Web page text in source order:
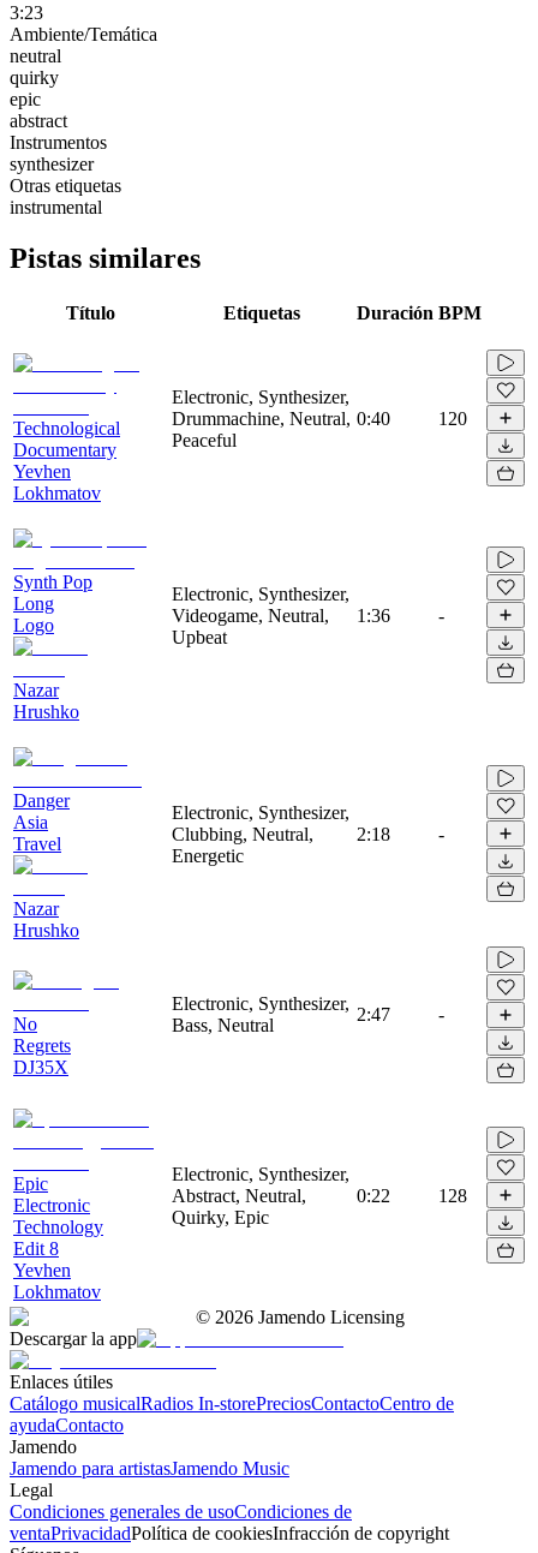
3:23
Ambiente/Temática
neutral
quirky
epic
abstract
Instrumentos
synthesizer
Otras etiquetas
instrumental
Pistas similares
Título Etiquetas Duración BPM
Technological
Documentary
Yevhen
Lokhmatov
Electronic, Synthesizer,
Drummachine, Neutral,
Peaceful
0:40 120
Synth Pop
Long
Logo
Nazar
Hrushko
Electronic, Synthesizer,
Videogame, Neutral,
Upbeat
1:36 -
Danger
Asia
Travel
Nazar
Hrushko
Electronic, Synthesizer,
Clubbing, Neutral,
Energetic
2:18 -
No
Regrets
DJ35X
Electronic, Synthesizer,
Bass, Neutral
2:47 -
Epic
Electronic
Technology
Edit 8
Yevhen
Lokhmatov
Electronic, Synthesizer,
Abstract, Neutral,
Quirky, Epic
0:22 128
© 2026 Jamendo Licensing
Descargar la app
Enlaces útiles
Catálogo musicalRadios In-storePreciosContactoCentro de
ayudaContacto
Jamendo
Jamendo para artistasJamendo Music
Legal
Condiciones generales de usoCondiciones de
ventaPrivacidadPolítica de cookiesInfracción de copyright